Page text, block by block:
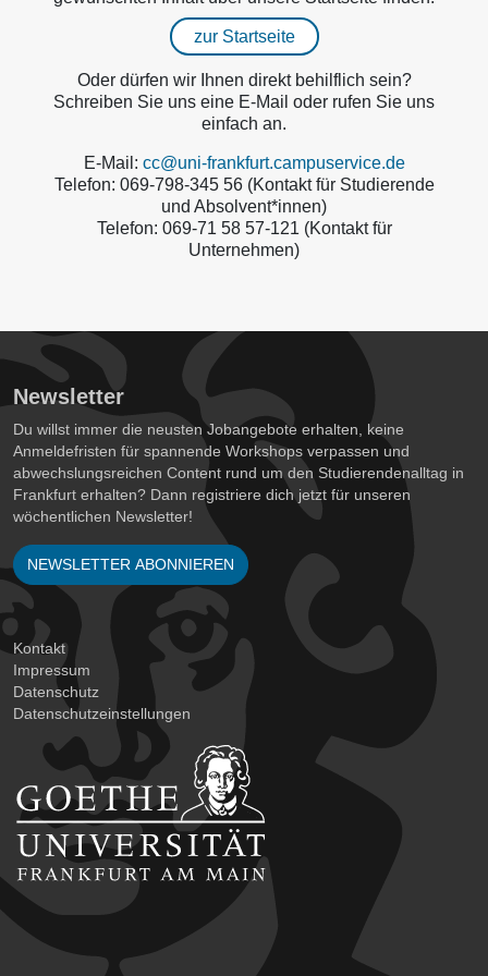
zur Startseite
Oder dürfen wir Ihnen direkt behilflich sein?
Schreiben Sie uns eine E-Mail oder rufen Sie uns
einfach an.
E-Mail: cc@uni-frankfurt.campuservice.de
Telefon: 069-798-345 56 (Kontakt für Studierende
und Absolvent*innen)
Telefon: 069-71 58 57-121 (Kontakt für
Unternehmen)
Newsletter
Du willst immer die neusten Jobangebote erhalten, keine
Anmeldefristen für spannende Workshops verpassen und
abwechslungsreichen Content rund um den Studierendenalltag in
Frankfurt erhalten? Dann registriere dich jetzt für unseren
wöchentlichen Newsletter!
NEWSLETTER ABONNIEREN
Kontakt
Impressum
Datenschutz
Datenschutzeinstellungen